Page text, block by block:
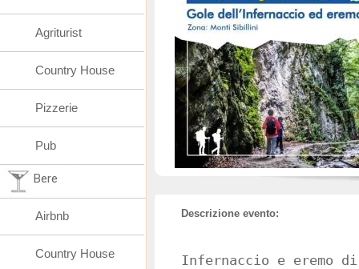
Descrizione evento:
Infernaccio e eremo di
Agriturist
Country House
Pizzerie
Pub
Bere
Airbnb
Country House